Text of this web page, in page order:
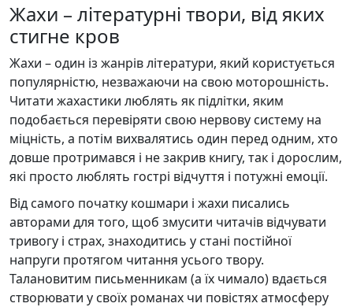
Жахи – літературні твори, від яких
стигне кров
Жахи – один із жанрів літератури, який користується
популярністю, незважаючи на свою моторошність.
Читати жахастики люблять як підлітки, яким
подобається перевіряти свою нервову систему на
міцність, а потім вихвалятись один перед одним, хто
довше протримався і не закрив книгу, так і дорослим,
які просто люблять гострі відчуття і потужні емоції.
Від самого початку кошмари і жахи писались
авторами для того, щоб змусити читачів відчувати
тривогу і страх, знаходитись у стані постійної
напруги протягом читання усього твору.
Талановитим письменникам (а їх чимало) вдається
створювати у своїх романах чи повістях атмосферу